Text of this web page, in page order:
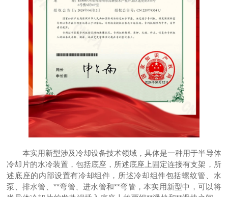
本实用新型涉及冷却设备技术领域，具体是一种用于半导体
冷却片的水冷装置，包括底座，所述底座上固定连接有支架，所
述底座的内部设置有冷却组件，所述冷却组件包括螺纹管、水
泵、排水管、**弯管、进水管和**弯管，本实用新型中，可以将